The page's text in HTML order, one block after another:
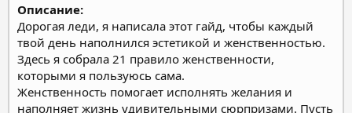
Описание:
Дорогая леди, я написала этот гайд, чтобы каждый
твой день наполнился эстетикой и женственностью.
Здесь я собрала 21 правило женственности,
которыми я пользуюсь сама.
Женственность помогает исполнять желания и
наполняет жизнь удивительными сюрпризами. Пусть